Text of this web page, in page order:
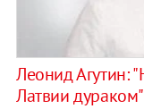
Леонид Агутин:
Латвии дураком"